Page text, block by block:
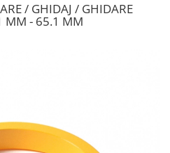
/ GHIDAJ / GHIDARE
MM - 65.1 MM